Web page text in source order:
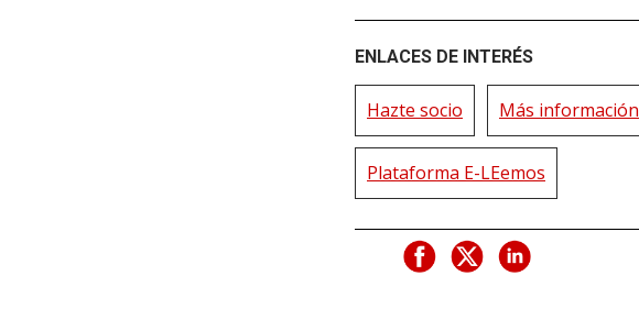
ENLACES DE INTERÉS
Hazte socio Más información
Plataforma E-LEemos